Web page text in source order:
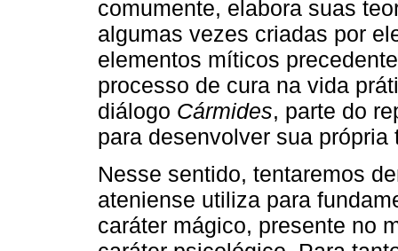
comumente, elabora suas
algumas vezes criadas por
elementos míticos
processo de cura na vida
diálogo Cármides, parte do
para desenvolver sua
Nesse sentido, tentaremos
ateniense utiliza para
caráter mágico, presente no